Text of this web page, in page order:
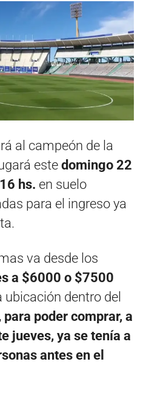
al campeón de la
este domingo 22
hs. en suelo
para el ingreso ya
va desde los
a $6000 o $7500
ubicación dentro del
poder comprar, a
jueves, ya se tenía a
antes en el